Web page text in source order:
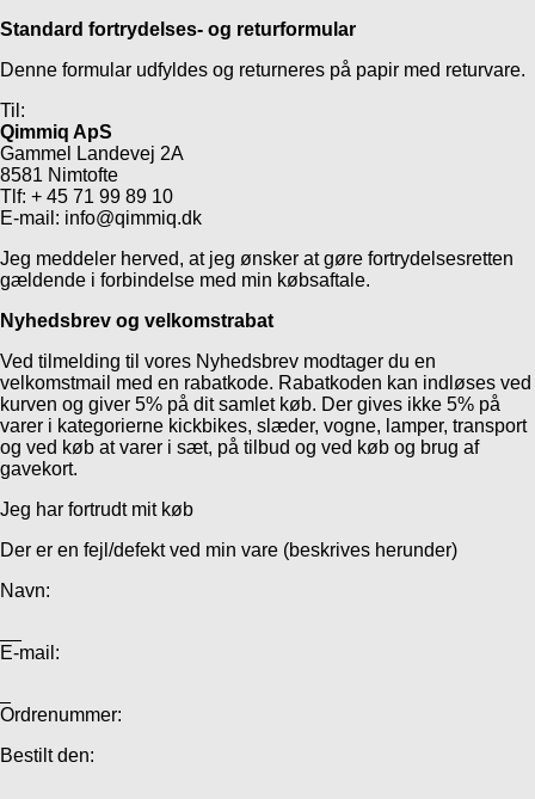
Standard fortrydelses- og returformular
Denne formular udfyldes og returneres på papir med returvare.
Til:
Qimmiq ApS
Gammel Landevej 2A
8581 Nimtofte
Tlf: + 45 71 99 89 10
E-mail: info@qimmiq.dk
Jeg meddeler herved, at jeg ønsker at gøre fortrydelsesretten
gældende i forbindelse med min købsaftale.
Nyhedsbrev og velkomstrabat
Ved tilmelding til vores Nyhedsbrev modtager du en
velkomstmail med en rabatkode. Rabatkoden kan indløses ved
kurven og giver 5% på dit samlet køb. Der gives ikke 5% på
varer i kategorierne kickbikes, slæder, vogne, lamper, transport
og ved køb at varer i sæt, på tilbud og ved køb og brug af
gavekort.
Jeg har fortrudt mit køb
Der er en fejl/defekt ved min vare (beskrives herunder)
Navn:
E-mail:
Ordrenummer:
Bestilt den: